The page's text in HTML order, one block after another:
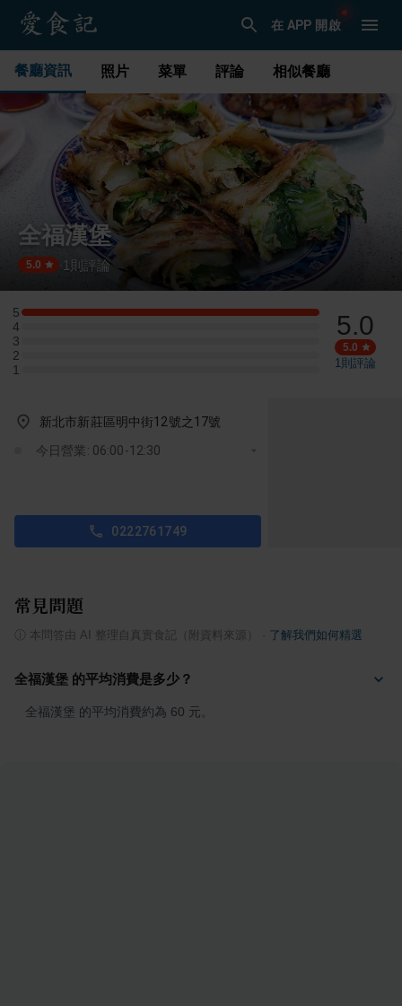
在 APP 開啟
餐廳資訊 照片 菜單 評論 相似餐廳
全福漢堡
5.0 1 則評論
5
5 星：1 則評論
4
4 星：0 則評論
3
3 星：0 則評論
2
2 星：0 則評論
1
1 星：0 則評論
5.0
5.0
1則評論
新北市新莊區明中街12號之17號
今日營業: 06:00-12:30
0222761749
常見問題
本問答由 AI 整理自真實食記（附資料來源） 了解我們如何精選
全福漢堡 的平均消費是多少？
全福漢堡 的平均消費約為 60 元。